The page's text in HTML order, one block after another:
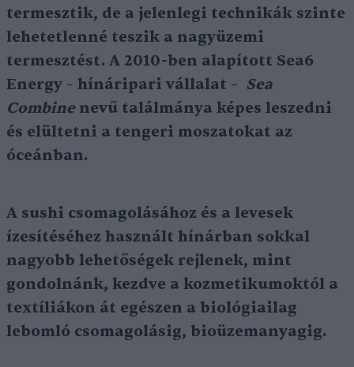
termesztik, de a jelenlegi technikák szinte
lehetetlenné teszik a nagyüzemi
termesztést. A 2010-ben alapított Sea6
Energy – hínáripari vállalat – Sea
Combine nevű találmánya képes leszedni
és elültetni a tengeri moszatokat az
óceánban.
A sushi csomagolásához és a levesek
ízesítéséhez használt hínárban sokkal
nagyobb lehetőségek rejlenek, mint
gondolnánk, kezdve a kozmetikumoktól a
textíliákon át egészen a biológiailag
lebomló csomagolásig, bioüzemanyagig.